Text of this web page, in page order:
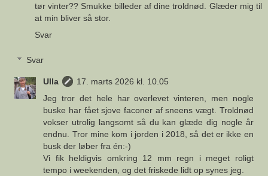
tør vinter?? Smukke billeder af dine troldnød. Glæder mig til
at min bliver så stor.
Svar
Svar
Ulla
17. marts 2026 kl. 10.05
Jeg tror det hele har overlevet vinteren, men nogle
buske har fået sjove faconer af sneens vægt. Troldnød
vokser utrolig langsomt så du kan glæde dig nogle år
endnu. Tror mine kom i jorden i 2018, så det er ikke en
busk der løber fra én:-)
Vi fik heldigvis omkring 12 mm regn i meget roligt
tempo i weekenden, og det friskede lidt op synes jeg.